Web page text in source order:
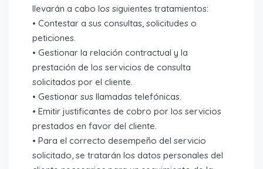
llevarán a cabo los siguientes tratamientos:
• Contestar a sus consultas, solicitudes o
peticiones.
• Gestionar la relación contractual y la
prestación de los servicios de consulta
solicitados por el cliente.
• Gestionar sus llamadas telefónicas.
• Emitir justificantes de cobro por los servicios
prestados en favor del cliente.
• Para el correcto desempeño del servicio
solicitado, se tratarán los datos personales del